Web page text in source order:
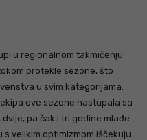
u regionalnom takmičenju
protekle sezone, što
u svim kategorijama.
ove sezone nastupala sa
pa čak i tri godine mlađe
velikim optimizmom iščekuju